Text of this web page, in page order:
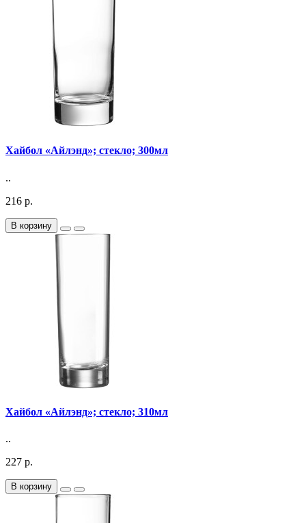
Хайбол «Айлэнд»; стекло; 300мл
..
216 р.
В корзину
Хайбол «Айлэнд»; стекло; 310мл
..
227 р.
В корзину